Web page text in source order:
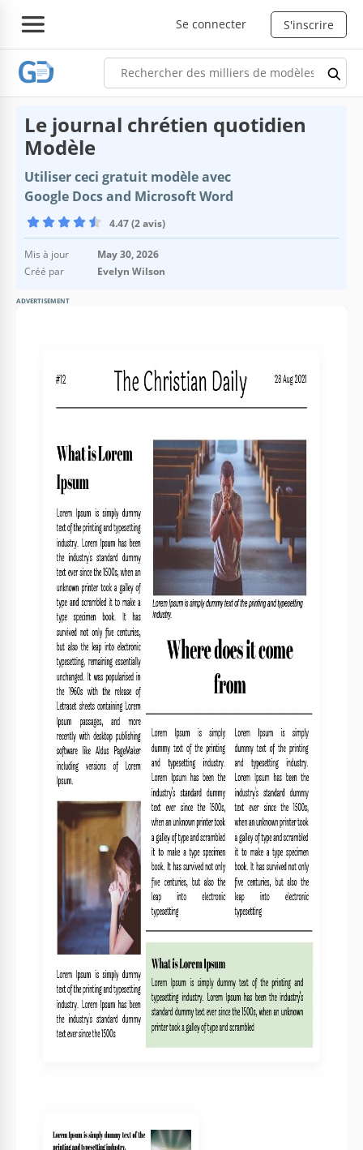
Se connecter S'inscrire
Le journal chrétien quotidien
Modèle
Utiliser ceci gratuit modèle avec
Google Docs and Microsoft Word
4.47 (2 avis)
Mis à jour
May 30, 2026
Créé par
Evelyn Wilson
ADVERTISEMENT